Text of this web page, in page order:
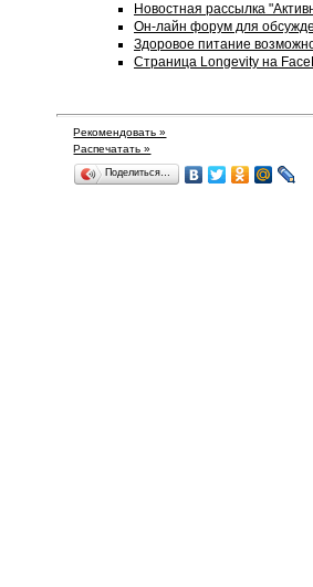
Новостная рассылка
Он-лайн форум для
Здоровое питание
Страница Longevity на
Рекомендовать »
Распечатать »
Поделиться…